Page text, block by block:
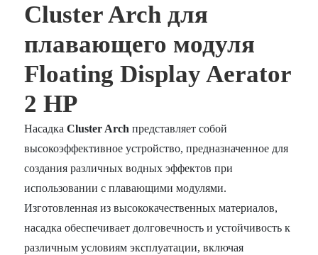
Cluster Arch для
плавающего модуля
Floating Display Aerator
2 HP
НасадкаCluster Arch представляет собой
высокоэффективное устройство, предназначенное для
создания различных водных эффектов при
использовании с плавающими модулями.
Изготовленная из высококачественных материалов,
насадка обеспечивает долговечность и устойчивость к
различным условиям эксплуатации, включая